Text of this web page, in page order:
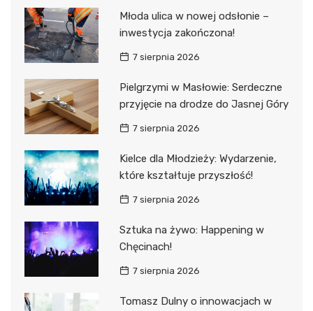
Młoda ulica w nowej odsłonie –
inwestycja zakończona!
7 sierpnia 2026
Pielgrzymi w Masłowie: Serdeczne
przyjęcie na drodze do Jasnej Góry
7 sierpnia 2026
Kielce dla Młodzieży: Wydarzenie,
które kształtuje przyszłość!
7 sierpnia 2026
Sztuka na żywo: Happening w
Chęcinach!
7 sierpnia 2026
Tomasz Dulny o innowacjach w